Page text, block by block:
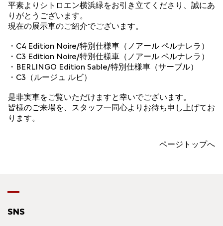
平素よりシトロエン横浜緑をお引き立てくださり、誠にあ
りがとうございます。
現在の展示車のご紹介でございます。
・C4 Edition Noire/特別仕様車（ノアール ペルナレラ）
・C3 Edition Noire/特別仕様車（ノアール ペルナレラ）
・BERLINGO Edition Sable/特別仕様車（サーブル）
・C3（ルージュ ルビ）
是非実車をご覧いただけますと幸いでございます。
皆様のご来場を、スタッフ一同心よりお待ち申し上げてお
ります。
ページトップへ
SNS